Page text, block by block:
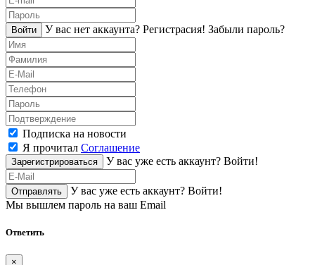
Войти У вас нет аккаунта? Регистраcия! Забыли пароль?
Подписка на новости
Я прочитал Соглашение
Зарегистрироваться У вас уже есть аккаунт? Войти!
Отправлять У вас уже есть аккаунт? Войти!
Мы вышлем пароль на ваш Email
Ответить
×